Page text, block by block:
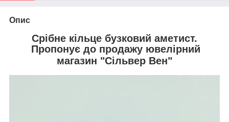
Опис
Срібне кільце бузковий аметист.
Пропонує до продажу ювелірний
магазин "Сільвер Вен"